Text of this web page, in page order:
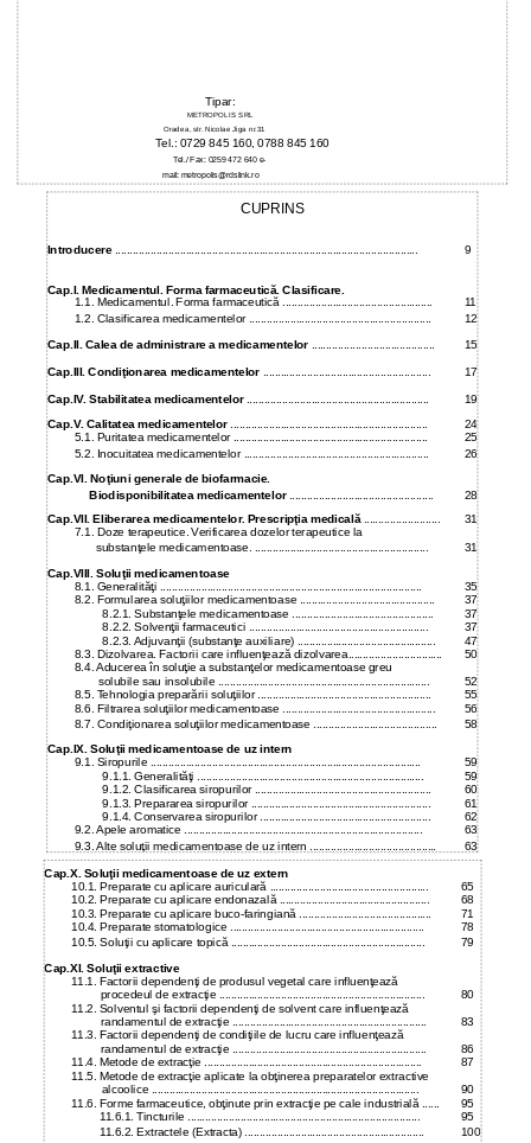
Tipar:
METROPOLIS SRL
Oradea, str. Nicolae Jiga nr.31
Tel.: 0729 845 160, 0788 845 160
Tel./ Fax: 0259 472 640 e-
mail: metropolis@rdslink.ro
CUPRINS
Introducere....................................................................................................... 9
Cap.I. Medicamentul. Forma farmaceutică. Clasificare.
1.1. Medicamentul. Forma farmaceutică ...................................................
11
1.2. Clasificarea medicamentelor .............................................................. 12
Cap.II. Calea de administrare a medicamentelor .......................................... 15
Cap.III. Condiţionarea medicamentelor ......................................................... 17
Cap.IV. Stabilitatea medicamentelor 19
Cap.V. Calitatea medicamentelor................................................................... 24
5.1. Puritatea medicamentelor ..................................................................
25
5.2. Inocuitatea medicamentelor ...............................................................
26
Cap.VI. Noţiuni generale de biofarmacie.
Biodisponibilitatea medicamentelor
28
Cap.VII. Eliberarea medicamentelor. Prescripţia medicală.......................... 31
7.1. Doze terapeutice. Verificarea dozelor terapeutice la
substanţele medicamentoase. ...........................................................
31
Cap.VIII. Soluţii medicamentoase
8.1. Generalităţi .........................................................................................
35
8.2. Formularea soluţiilor medicamentoase ..............................................
37
8.2.1. Substanţele medicamentoase ................................................
37
8.2.2. Solvenţii farmaceutici ............................................................. 37
8.2.3. Adjuvanţii (substanţe auxiliare) ...............................................
47
8.3. Dizolvarea. Factorii care influenţează dizolvarea................................
50
8.4. Aducerea în soluţie a substanţelor medicamentoase greu
solubile sau insolubile ........................................................................
52
8.5. Tehnologia preparării soluţiilor ...........................................................
55
8.6. Filtrarea soluţiilor medicamentoase ....................................................
56
8.7. Condiţionarea soluţiilor medicamentoase ..........................................
58
Cap.IX. Soluţii medicamentoase de uz intern
9.1. Siropurile ............................................................................................
59
9.1.1. Generalităţi ............................................................................. 59
9.1.2. Clasificarea siropurilor ............................................................
60
9.1.3. Prepararea siropurilor .............................................................
61
9.1.4. Conservarea siropurilor ..........................................................
62
9.2. Apele aromatice ................................................................................. 63
9.3. Alte soluţii medicamentoase de uz intern ........................................... 63
Cap.X. Soluţii medicamentoase de uz extern
10.1. Preparate cu aplicare auriculară ...................................................... 65
10.2. Preparate cu aplicare endonazală ...................................................
68
10.3. Preparate cu aplicare buco-faringiană .............................................
71
10.4. Preparate stomatologice ..................................................................
78
10.5. Soluţii cu aplicare topică .................................................................. 79
Cap.XI. Soluţii extractive
11.1. Factorii dependenţi de produsul vegetal care influenţează
procedeul de extracţie ...................................................................... 80
11.2. Solventul şi factorii dependenţi de solvent care influenţează
randamentul de extracţie ..................................................................
83
11.3. Factorii dependenţi de condiţiile de lucru care influenţează
randamentul de extracţie ..................................................................
86
11.4. Metode de extracţie ..........................................................................
87
11.5. Metode de extracţie aplicate la obţinerea preparatelor extractive
alcoolice ........................................................................................... 90
11.6. Forme farmaceutice, obţinute prin extracţie pe cale industrială ......
95
11.6.1. Tincturile ...............................................................................
95
11.6.2. Extractele (Extracta) .............................................................
100